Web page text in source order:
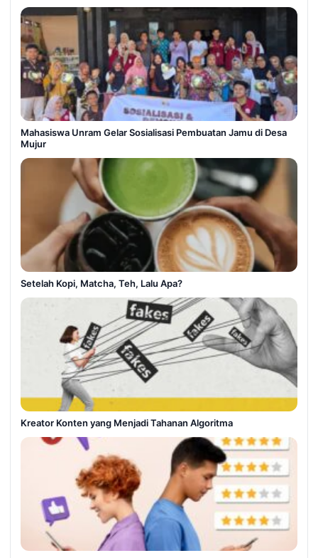
Mahasiswa Unram Gelar Sosialisasi Pembuatan Jamu di Desa
Mujur
Setelah Kopi, Matcha, Teh, Lalu Apa?
Kreator Konten yang Menjadi Tahanan Algoritma